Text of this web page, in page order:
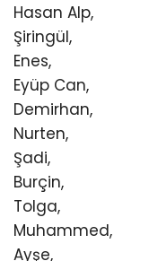
Hasan Alp,
Şiringül,
Enes,
Eyüp Can,
Demirhan,
Nurten,
Şadi,
Burçin,
Tolga,
Muhammed,
Ayşe,